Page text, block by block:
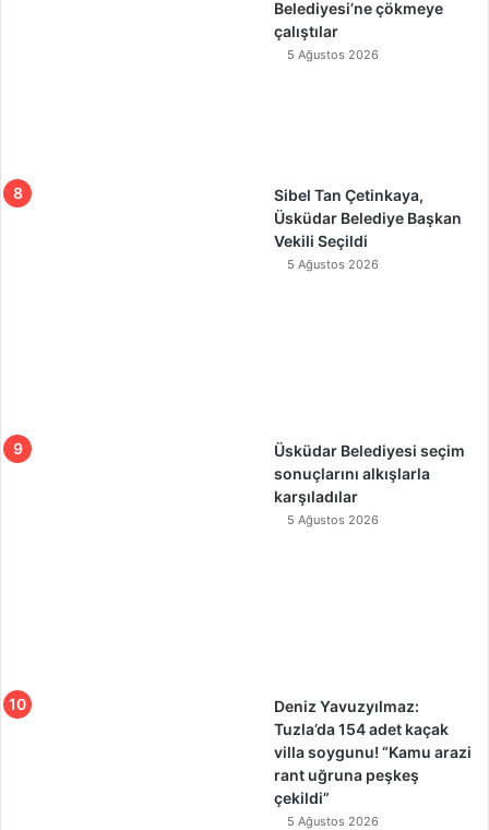
Belediyesi’ne çökmeye
çalıştılar
5 Ağustos 2026
Sibel Tan Çetinkaya,
Üsküdar Belediye Başkan
Vekili Seçildi
5 Ağustos 2026
Üsküdar Belediyesi seçim
sonuçlarını alkışlarla
karşıladılar
5 Ağustos 2026
Deniz Yavuzyılmaz:
Tuzla’da 154 adet kaçak
villa soygunu! “Kamu arazi
rant uğruna peşkeş
çekildi”
5 Ağustos 2026